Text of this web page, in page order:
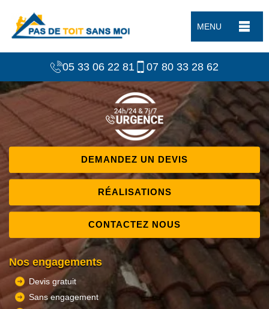
MENU
05 33 06 22 81 07 80 33 28 62
DEMANDEZ UN DEVIS
RÉALISATIONS
CONTACTEZ NOUS
Nos engagements
Devis gratuit
Sans engagement